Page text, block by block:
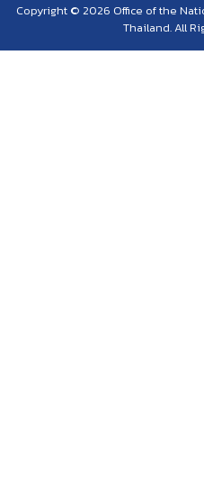
Copyright © 2026 Office of the
Thailand. All